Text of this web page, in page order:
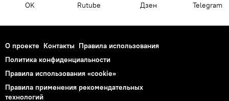
OK Rutube Дзен Telegram
О проекте Контакты Правила использования
Политика конфиденциальности
Правила использования «cookie»
Правила применения рекомендательных
технологий